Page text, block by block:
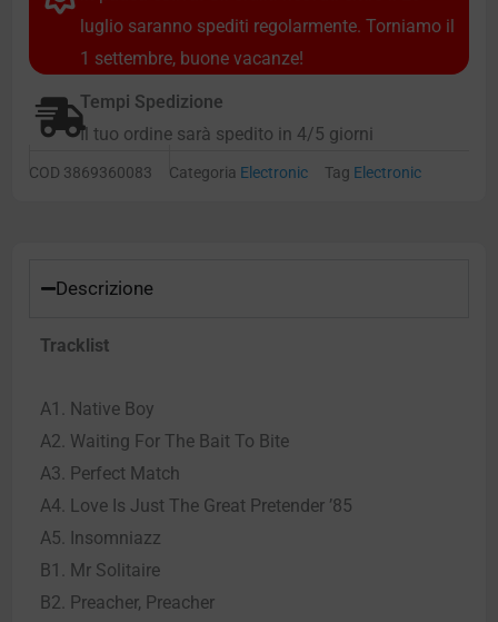
luglio saranno spediti regolarmente. Torniamo il
1 settembre, buone vacanze!
Tempi Spedizione
Il tuo ordine sarà spedito in 4/5 giorni
COD 3869360083 Categoria Electronic Tag Electronic
Descrizione
Tracklist
A1. Native Boy
A2. Waiting For The Bait To Bite
A3. Perfect Match
A4. Love Is Just The Great Pretender ’85
A5. Insomniazz
B1. Mr Solitaire
B2. Preacher, Preacher